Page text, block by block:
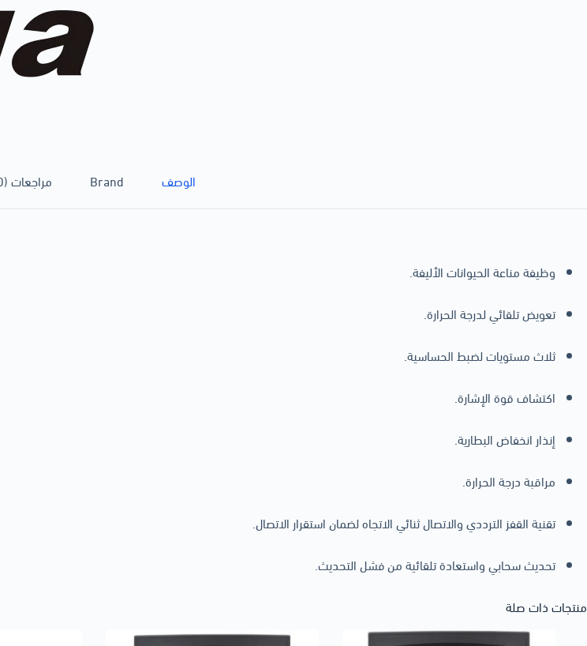
الوصف Brand مراجعات (0)
وظيفة مناعة الحيوانات الأليفة.
تعويض تلقائي لدرجة الحرارة.
ثلاث مستويات لضبط الحساسية.
اكتشاف قوة الإشارة.
إنذار انخفاض البطارية.
مراقبة درجة الحرارة.
تقنية القفز الترددي والاتصال ثنائي الاتجاه لضمان استقرار الاتصال.
تحديث سحابي واستعادة تلقائية من فشل التحديث.
منتجات ذات صلة